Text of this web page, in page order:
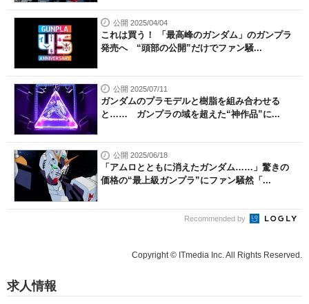
公開 2025/04/04
これは買う！ 「最高峰のガンダム」のガンプラ
発売へ “頭部の公開”だけでファン騒...
公開 2025/07/11
ガンダムのプラモデルと樹脂を組み合わせる
と…… ガンプラの域を超えた“神作品”に...
公開 2025/06/18
「アムロとともに消えたガンダム……」驚きの
価格の“最上級ガンプラ”にファン騒然「...
Recommended by
Copyright © ITmedia Inc. All Rights Reserved.
求人情報